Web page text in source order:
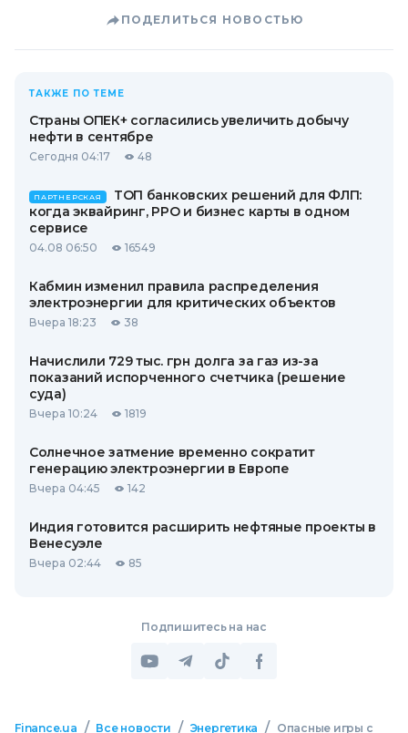
ПОДЕЛИТЬСЯ НОВОСТЬЮ
ТАКЖЕ ПО ТЕМЕ
Страны ОПЕК+ согласились увеличить добычу
нефти в сентябре
Сегодня 04:17 48
ПАРТНЕРСКАЯ
ТОП банковских решений для ФЛП:
когда эквайринг, РРО и бизнес карты в одном
сервисе
04.08 06:50 16549
Кабмин изменил правила распределения
электроэнергии для критических объектов
Вчера 18:23 38
Начислили 729 тыс. грн долга за газ из-за
показаний испорченного счетчика (решение
суда)
Вчера 10:24 1819
Солнечное затмение временно сократит
генерацию электроэнергии в Европе
Вчера 04:45 142
Индия готовится расширить нефтяные проекты в
Венесуэле
Вчера 02:44 85
Подпишитесь на нас
Finance.ua / Все новости / Энергетика /
Опасные игры с